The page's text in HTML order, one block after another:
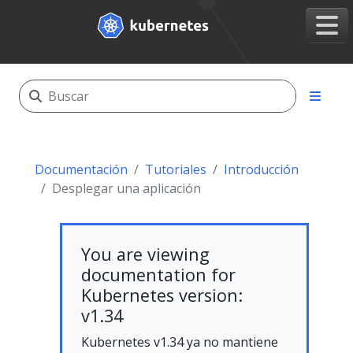
Documentación Tutoriales
Introducción
Desplegar una aplicación
You are viewing
documentation for
Kubernetes version:
v1.34
Kubernetes v1.34 ya no mantiene